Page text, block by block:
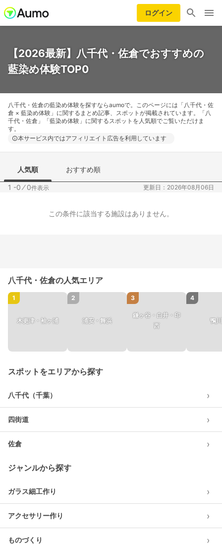
ログイン
【2026最新】八千代・佐倉でおすすめの
藍染め体験TOP0
八千代・佐倉の藍染め体験を探すならaumoで。このページには「八千代・佐
倉 × 藍染め体験」に関するまとめ記事、スポットが掲載されています。「八
千代・佐倉」「藍染め体験」に関するスポットを人気順でご覧いただけま
す。
本サービス内ではアフィリエイト広告を利用しています
人気順 おすすめ順
1 -0 ⁄0件表示 更新日：2026年08月06日
この条件に該当する施設はありません。
八千代・佐倉の人気エリア
1
木更津・袖ヶ浦
2
浦安・舞浜
3
鎌ヶ谷・白井・印
西
4
鴨川
スポットをエリアから探す
八千代（千葉） ›
四街道 ›
佐倉 ›
ジャンルから探す
ガラス細工作り ›
アクセサリー作り ›
ものづくり ›